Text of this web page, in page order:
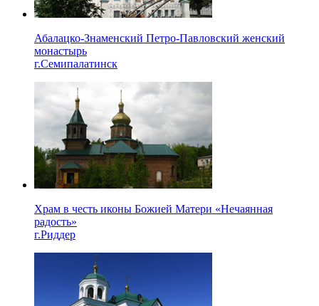
Абалацко-Знаменский Петро-Павловский женский
монастырь
г.Семипалатинск
Храм в честь иконы Божией Матери «Нечаянная
радость»
г.Риддер